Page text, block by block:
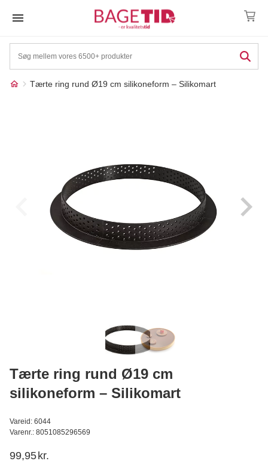
Tærte ring rund Ø19 cm silikoneform – Silikomart
Læg i kurv
Tærte ring rund Ø19 cm
silikoneform – Silikomart
Vareid: 6044
Varenr.: 8051085296569
99,95 kr.